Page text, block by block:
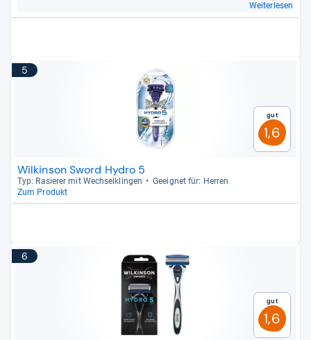
Weiterlesen
5
Gut
1,6
Wilkinson Sword Hydro 5
Typ: Rasie­rer mit Wech­sel­klin­gen
Geeig­net für: Her­ren
Zum Produkt
6
Gut
1,6